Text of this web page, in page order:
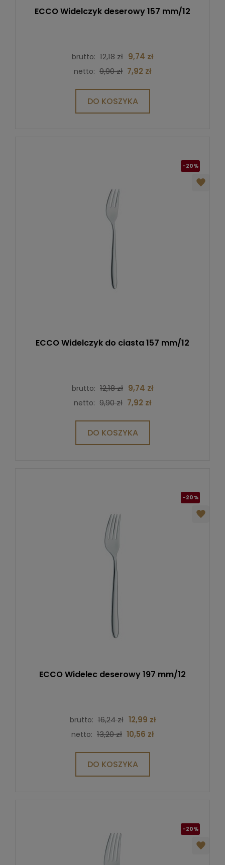
ECCO Widelczyk deserowy 157 mm/12
brutto: 12,18 zł 9,74 zł
netto: 9,90 zł 7,92 zł
DO KOSZYKA
-20%
ECCO Widelczyk do ciasta 157 mm/12
brutto: 12,18 zł 9,74 zł
netto: 9,90 zł 7,92 zł
DO KOSZYKA
-20%
ECCO Widelec deserowy 197 mm/12
brutto: 16,24 zł 12,99 zł
netto: 13,20 zł 10,56 zł
DO KOSZYKA
-20%